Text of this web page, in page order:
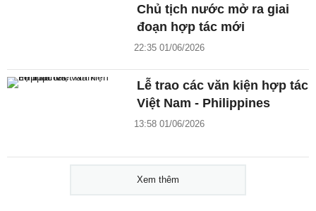
Chủ tịch nước mở ra giai
đoạn hợp tác mới
22:35 01/06/2026
Lễ trao các văn kiện hợp tác
Việt Nam - Philippines
13:58 01/06/2026
Xem thêm